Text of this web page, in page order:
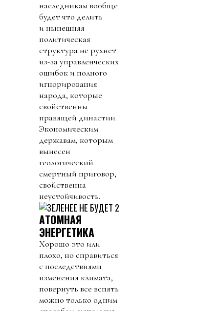
наследникам вообще
будет что делить
и нынешняя
политическая
структура не рухнет
из-за управленческих
ошибок и полного
игнорирования
народа, которые
свойственны
правящей династии.
Экономическим
державам, которым
вынесен
геологический
смертный приговор,
свойственна
неустойчивость.
AТОМНАЯ
ЭНЕРГЕТИКА
Хорошо это или
плохо, но справиться
с последствиями
изменения климата,
повернуть все вспять
можно только одним